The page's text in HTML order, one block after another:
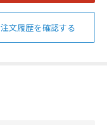
注文履歴を確認する